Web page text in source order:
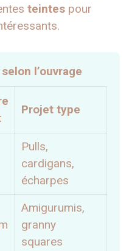
teintes pour
l’ouvrage
Projet type
Pulls,
cardigans,
écharpes
Amigurumis,
granny
squares